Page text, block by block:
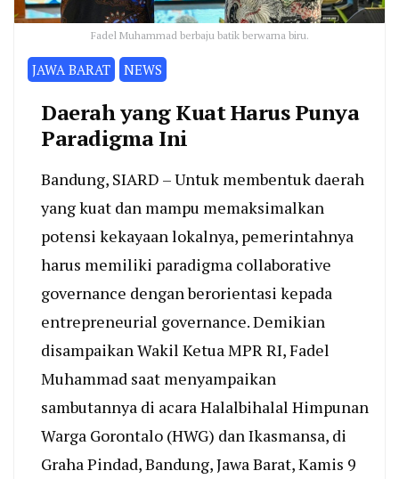
Fadel Muhammad berbaju batik berwarna biru.
JAWA BARAT NEWS
Daerah yang Kuat Harus Punya
Paradigma Ini
Bandung, SIARD – Untuk membentuk daerah
yang kuat dan mampu memaksimalkan
potensi kekayaan lokalnya, pemerintahnya
harus memiliki paradigma collaborative
governance dengan berorientasi kepada
entrepreneurial governance. Demikian
disampaikan Wakil Ketua MPR RI, Fadel
Muhammad saat menyampaikan
sambutannya di acara Halalbihalal Himpunan
Warga Gorontalo (HWG) dan Ikasmansa, di
Graha Pindad, Bandung, Jawa Barat, Kamis 9